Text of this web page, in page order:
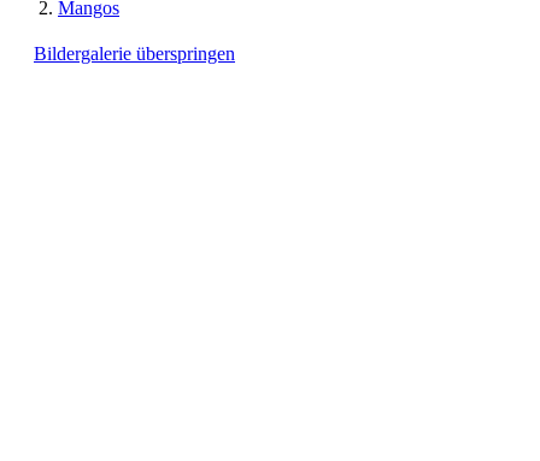
Mangos
Bildergalerie überspringen